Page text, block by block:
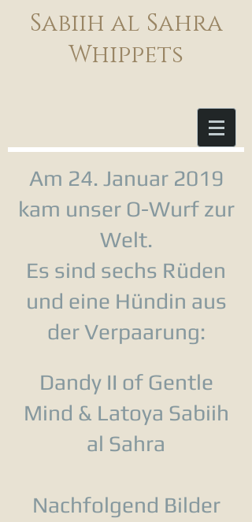
Sabiih al Sahra
Whippets
Am 24. Januar 2019
kam unser O-Wurf zur
Welt.
Es sind sechs Rüden
und eine Hündin aus
der Verpaarung:
Dandy II of Gentle
Mind & Latoya Sabiih
al Sahra
Nachfolgend Bilder